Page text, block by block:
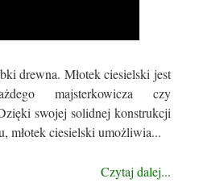
drewna. Młotek ciesielski jest
majsterkowicza czy
swojej solidnej konstrukcji
młotek ciesielski umożliwia...
Czytaj dalej...